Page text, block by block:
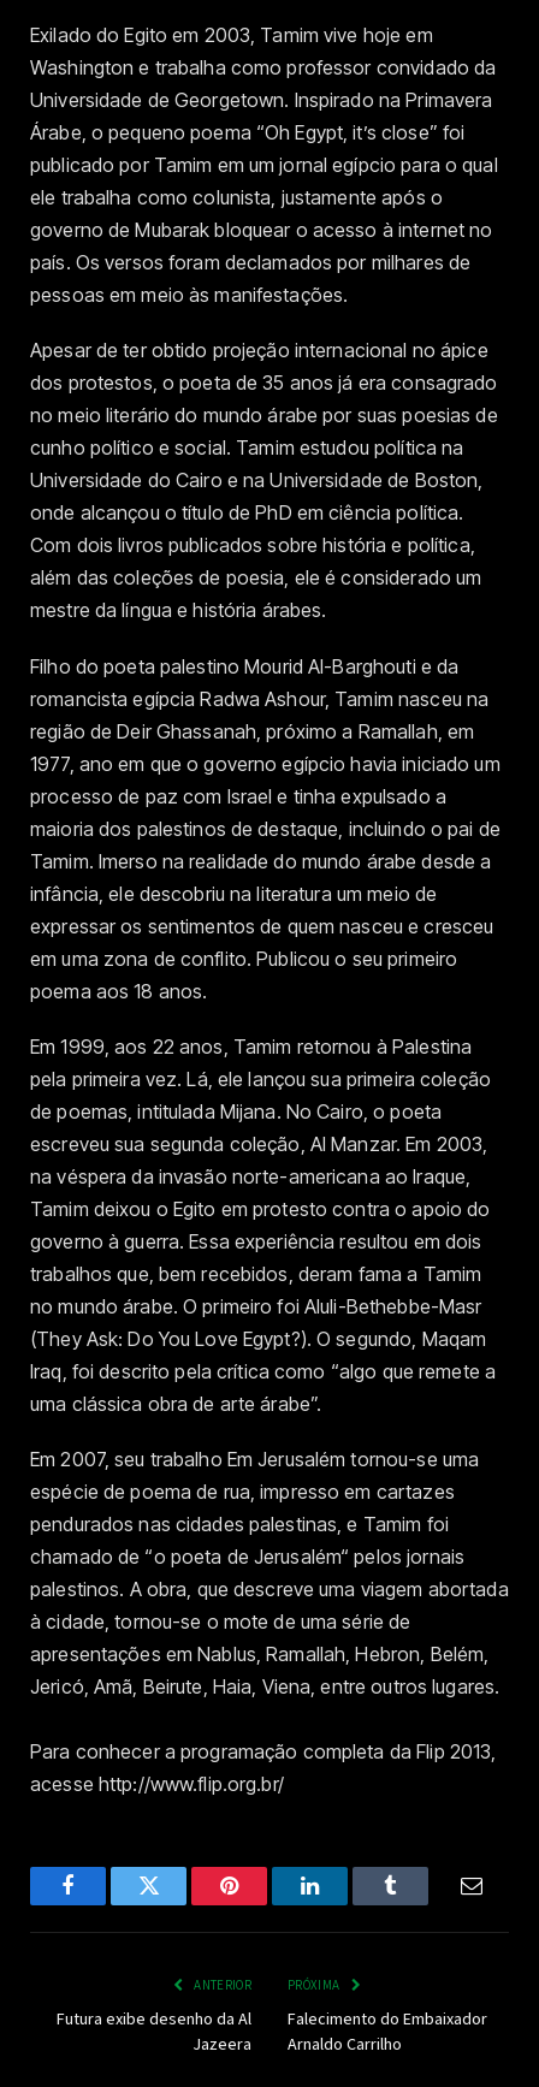
Exilado do Egito em 2003, Tamim vive hoje em
Washington e trabalha como professor convidado da
Universidade de Georgetown. Inspirado na Primavera
Árabe, o pequeno poema “Oh Egypt, it’s close” foi
publicado por Tamim em um jornal egípcio para o qual
ele trabalha como colunista, justamente após o
governo de Mubarak bloquear o acesso à internet no
país. Os versos foram declamados por milhares de
pessoas em meio às manifestações.
Apesar de ter obtido projeção internacional no ápice
dos protestos, o poeta de 35 anos já era consagrado
no meio literário do mundo árabe por suas poesias de
cunho político e social. Tamim estudou política na
Universidade do Cairo e na Universidade de Boston,
onde alcançou o título de PhD em ciência política.
Com dois livros publicados sobre história e política,
além das coleções de poesia, ele é considerado um
mestre da língua e história árabes.
Filho do poeta palestino Mourid Al-Barghouti e da
romancista egípcia Radwa Ashour, Tamim nasceu na
região de Deir Ghassanah, próximo a Ramallah, em
1977, ano em que o governo egípcio havia iniciado um
processo de paz com Israel e tinha expulsado a
maioria dos palestinos de destaque, incluindo o pai de
Tamim. Imerso na realidade do mundo árabe desde a
infância, ele descobriu na literatura um meio de
expressar os sentimentos de quem nasceu e cresceu
em uma zona de conflito. Publicou o seu primeiro
poema aos 18 anos.
Em 1999, aos 22 anos, Tamim retornou à Palestina
pela primeira vez. Lá, ele lançou sua primeira coleção
de poemas, intitulada Mijana. No Cairo, o poeta
escreveu sua segunda coleção, Al Manzar. Em 2003,
na véspera da invasão norte-americana ao Iraque,
Tamim deixou o Egito em protesto contra o apoio do
governo à guerra. Essa experiência resultou em dois
trabalhos que, bem recebidos, deram fama a Tamim
no mundo árabe. O primeiro foi Aluli-Bethebbe-Masr
(They Ask: Do You Love Egypt?). O segundo, Maqam
Iraq, foi descrito pela crítica como “algo que remete a
uma clássica obra de arte árabe”.
Em 2007, seu trabalho Em Jerusalém tornou-se uma
espécie de poema de rua, impresso em cartazes
pendurados nas cidades palestinas, e Tamim foi
chamado de “o poeta de Jerusalém“ pelos jornais
palestinos. A obra, que descreve uma viagem abortada
à cidade, tornou-se o mote de uma série de
apresentações em Nablus, Ramallah, Hebron, Belém,
Jericó, Amã, Beirute, Haia, Viena, entre outros lugares.
Para conhecer a programação completa da Flip 2013,
acesse http://www.flip.org.br/
FacebookTwitter Pinterest LinkedInTumblr
ANTERIOR
Futura exibe desenho da Al
Jazeera
PRÓXIMA
Falecimento do Embaixador
Arnaldo Carrilho